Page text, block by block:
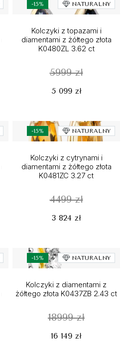
-15% NATURALNY
Kolczyki z topazami i
diamentami z żółtego złota
K0480ZL 3.62 ct
5999 zł
5 099 zł
-15% NATURALNY
Kolczyki z cytrynami i
diamentami z żółtego złota
K0481ZC 3.27 ct
4499 zł
3 824 zł
-15% NATURALNY
Kolczyki z diamentami z
żółtego złota K0437ZB 2.43 ct
18999 zł
16 149 zł